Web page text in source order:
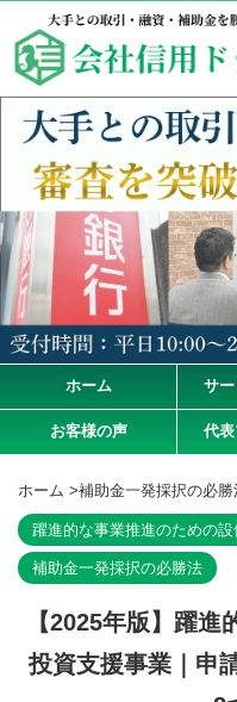
ホーム サ
お客様の声 代
ホーム >補助金一発採択の必勝
躍進的な事業推進のための
補助金一発採択の必勝法
【2025年版】躍
投資支援事業｜申